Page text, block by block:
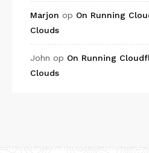
Marjon op On Running
Clouds
John op On Running
Clouds